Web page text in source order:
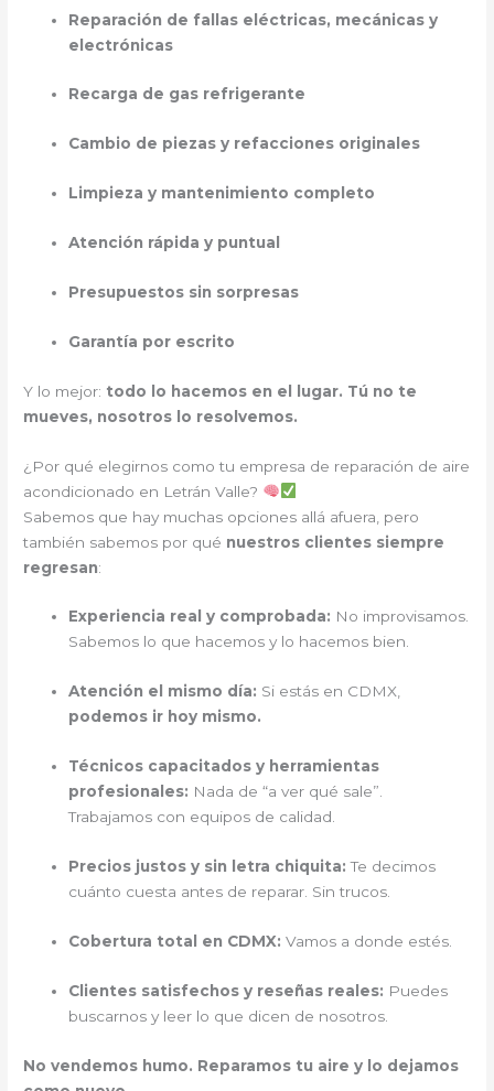
Reparación de fallas eléctricas, mecánicas y
electrónicas
Recarga de gas refrigerante
Cambio de piezas y refacciones originales
Limpieza y mantenimiento completo
Atención rápida y puntual
Presupuestos sin sorpresas
Garantía por escrito
Y lo mejor: todo lo hacemos en el lugar. Tú no te
mueves, nosotros lo resolvemos.
¿Por qué elegirnos como tu empresa de reparación de aire
acondicionado en Letrán Valle?
Sabemos que hay muchas opciones allá afuera, pero
también sabemos por qué nuestros clientes siempre
regresan:
Experiencia real y comprobada: No improvisamos.
Sabemos lo que hacemos y lo hacemos bien.
Atención el mismo día: Si estás en CDMX,
podemos ir hoy mismo.
Técnicos capacitados y herramientas
profesionales: Nada de “a ver qué sale”.
Trabajamos con equipos de calidad.
Precios justos y sin letra chiquita: Te decimos
cuánto cuesta antes de reparar. Sin trucos.
Cobertura total en CDMX: Vamos a donde estés.
Clientes satisfechos y reseñas reales: Puedes
buscarnos y leer lo que dicen de nosotros.
No vendemos humo. Reparamos tu aire y lo dejamos